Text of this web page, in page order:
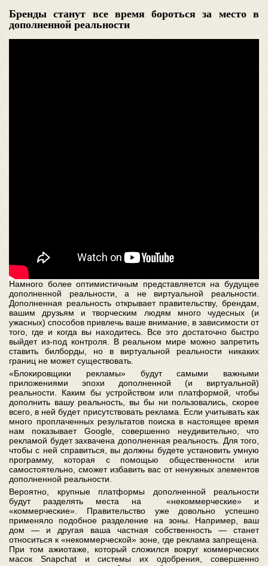
Бренды станут все время бороться за место в
дополненной реальности
Намного более оптимистичным представляется на будущее
дополненной реальности, а не виртуальной реальности.
Дополненная реальность открывает правительству, брендам,
вашим друзьям и творческим людям много чудесных (и
ужасных) способов привлечь ваше внимание, в зависимости от
того, где и когда вы находитесь. Все это достаточно быстро
выйдет из-под контроля. В реальном мире можно запретить
ставить билборды, но в виртуальной реальности никаких
границ не может существовать.
«Блокировщики рекламы» будут самыми важными
приложениями эпохи дополненной (и виртуальной)
реальности. Каким бы устройством или платформой, чтобы
дополнить вашу реальность, вы бы ни пользовались, скорее
всего, в ней будет присутствовать реклама. Если учитывать как
много проплаченных результатов поиска в настоящее время
нам показывает Google, совершенно неудивительно, что
рекламой будет захвачена дополненная реальность. Для того,
чтобы с ней справиться, вы должны будете установить умную
программу, которая с помощью общественности или
самостоятельно, сможет избавить вас от ненужных элементов
дополненной реальности.
Вероятно, крупные платформы дополненной реальности
будут разделять места на «некоммерческие» и
«коммерческие». Правительство уже довольно успешно
применяло подобное разделение на зоны. Например, ваш
дом — и другая ваша частная собственность — станет
относиться к «некоммерческой» зоне, где реклама запрещена.
При том ажиотаже, который сложился вокруг коммерческих
масок Snapchat и системы их одобрения, совершенно